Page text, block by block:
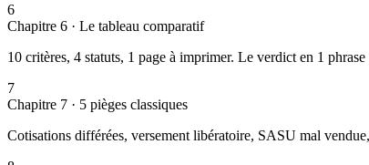
6
Chapitre 6 · Le tableau comparatif
10 critères, 4 statuts, 1 page à imprimer. Le verdict en 1
7
Chapitre 7 · 5 pièges classiques
Cotisations différées, versement libératoire, SASU mal